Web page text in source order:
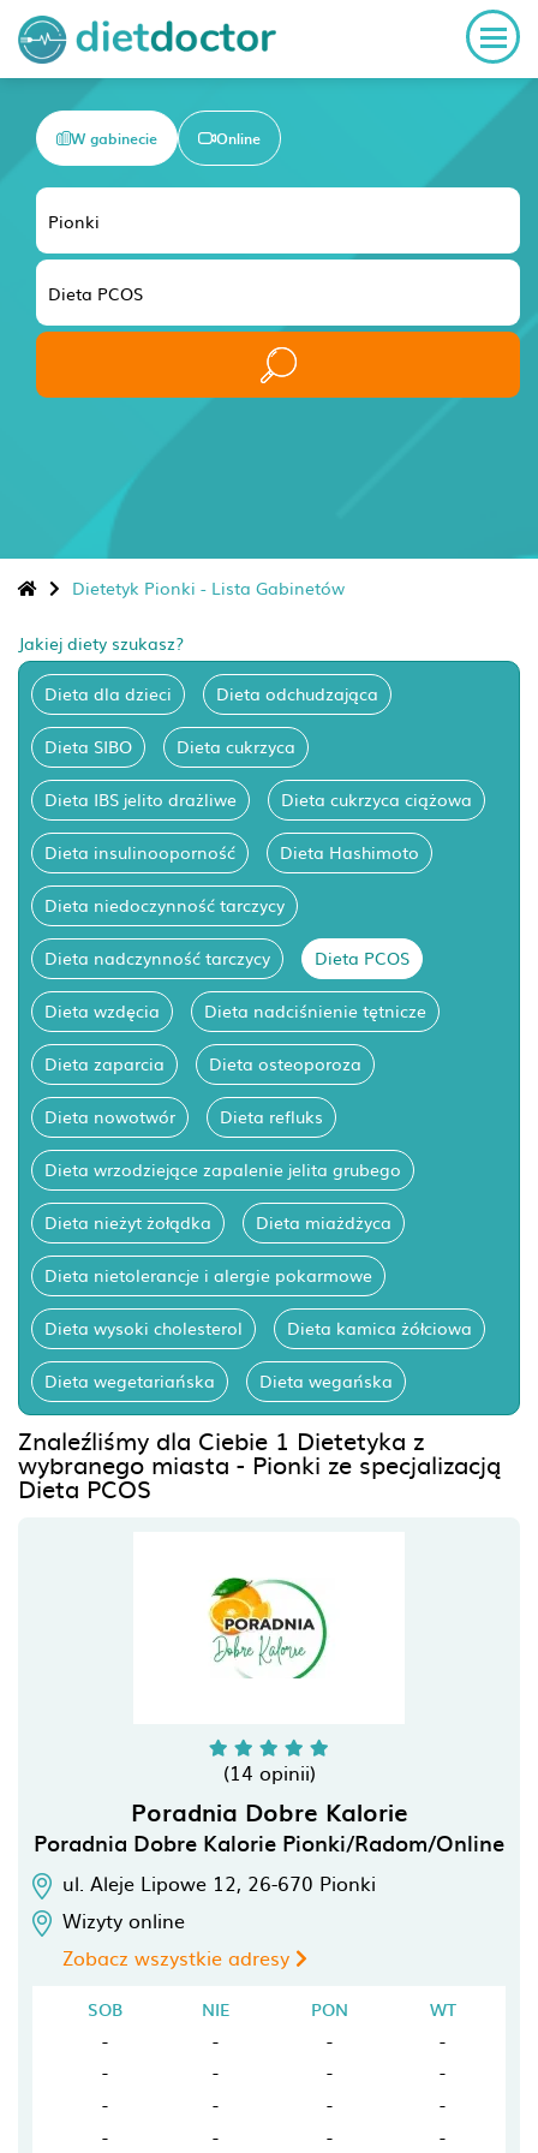
W gabinecie Online
Dietetyk Pionki - Lista Gabinetów
Jakiej diety szukasz?
Dieta dla dzieci Dieta odchudzająca
Dieta SIBO Dieta cukrzyca
Dieta IBS jelito drażliwe Dieta cukrzyca ciążowa
Dieta insulinooporność Dieta Hashimoto
Dieta niedoczynność tarczycy
Dieta nadczynność tarczycy Dieta PCOS
Dieta wzdęcia Dieta nadciśnienie tętnicze
Dieta zaparcia Dieta osteoporoza
Dieta nowotwór Dieta refluks
Dieta wrzodziejące zapalenie jelita grubego
Dieta nieżyt żołądka Dieta miażdżyca
Dieta nietolerancje i alergie pokarmowe
Dieta wysoki cholesterol Dieta kamica żółciowa
Dieta wegetariańska Dieta wegańska
Znaleźliśmy dla Ciebie 1 Dietetyka z
wybranego miasta - Pionki ze specjalizacją
Dieta PCOS
(14 opinii)
Poradnia Dobre Kalorie
Poradnia Dobre Kalorie Pionki/Radom/Online
ul. Aleje Lipowe 12, 26-670 Pionki
Wizyty online
Zobacz wszystkie adresy
SOB NIE PON
WT
-
- -
-
-
- -
-
-
- -
-
-
- - -